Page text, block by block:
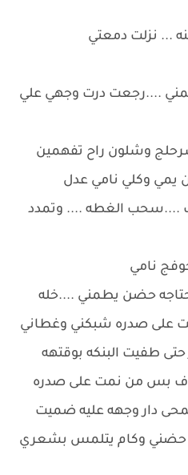
... نزلت دمعتي
....رجعت درت وجهي علي
وشلون راح تفهمين
وكلي نامي عدل
....سحب الغطه .... وتمدد
نامي
حضن يطمني ....خله
على صدره شبكني وغطاني
طفيت البنكه بوقتهه
بس من نمت على صدره
دار وجهه عليه ضميت
حضني وكام يتلمس بشعري